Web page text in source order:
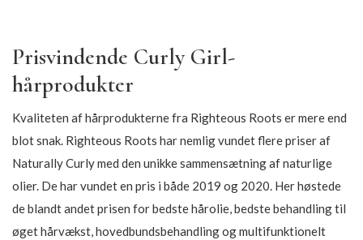
Prisvindende Curly Girl-
hårprodukter
Kvaliteten af hårprodukterne fra Righteous Roots er mere end
blot snak. Righteous Roots har nemlig vundet flere priser af
Naturally Curly med den unikke sammensætning af naturlige
olier. De har vundet en pris i både 2019 og 2020. Her høstede
de blandt andet prisen for bedste hårolie, bedste behandling til
øget hårvækst, hovedbundsbehandling og multifunktionelt